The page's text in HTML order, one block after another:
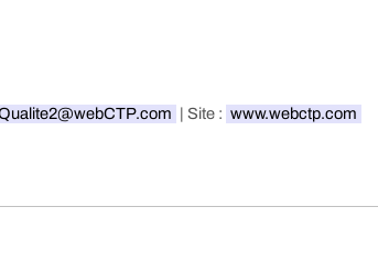
| Site : www.webctp.com